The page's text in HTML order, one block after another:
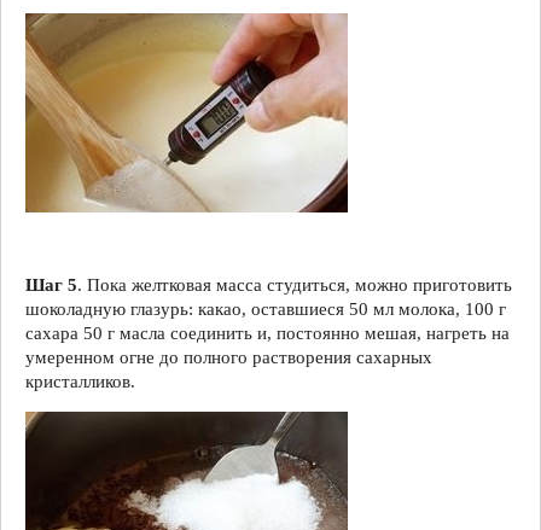
Шаг 5. Пока желтковая масса студиться, можно приготовить
шоколадную глазурь: какао, оставшиеся 50 мл молока, 100 г
сахара 50 г масла соединить и, постоянно мешая, нагреть на
умеренном огне до полного растворения сахарных
кристалликов.